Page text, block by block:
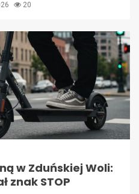
20
w Zduńskiej Woli:
znak STOP